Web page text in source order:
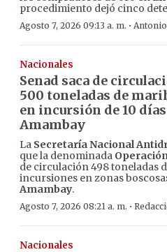
procedimiento dejó cinco
Agosto 7, 2026 09:13 a. m. ·
Nacionales
Senad saca de
500 toneladas de
en incursión de 10
Amambay
La Secretaría Nacional
que la denominada
de circulación 498 toneladas
incursiones en zonas
Amambay.
Agosto 7, 2026 08:21 a. m. ·
Nacionales